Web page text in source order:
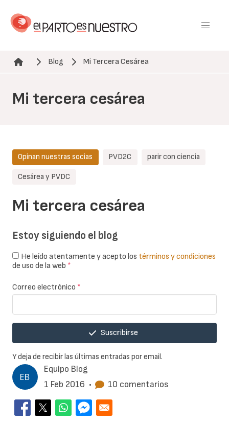
contenido
Ruta de navegación
Blog Mi Tercera Cesárea
Mi tercera cesárea
Equipo Blog
1 Feb 2016 • 10 comentarios
Mi tercera cesárea
Opinan nuestras socias PVD2C parir con ciencia
Cesárea y PVDC
Estoy siguiendo el blog
He leído atentamente y acepto los términos y condiciones
de uso de la web *
Correo electrónico *
Suscribirse
Y deja de recibir las últimas entradas por email.